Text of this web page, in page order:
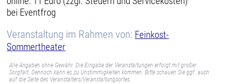
bei Eventfrog
Veranstaltung im Rahmen von: Feinkost-
Sommertheater
Alle Angaben ohne Gewähr. Die Eingabe der Veranstaltungen erfolgt mit großer
Sorgfalt. Dennoch kann es zu Unstimmigkeiten kommen. Bitte schauen Sie ggf. auch
auf die Seite des Veranstalters/Veranstaltungsortes.